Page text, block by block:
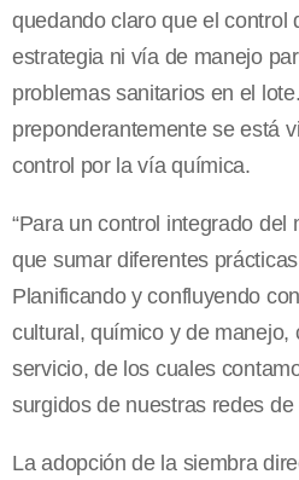
quedando claro que el control
estrategia ni vía de manejo
problemas sanitarios en el
preponderantemente se está
control por la vía química.
“Para un control integrado del
que sumar diferentes
Planificando y confluyendo
cultural, químico y de manejo,
servicio, de los cuales
surgidos de nuestras redes
La adopción de la siembra